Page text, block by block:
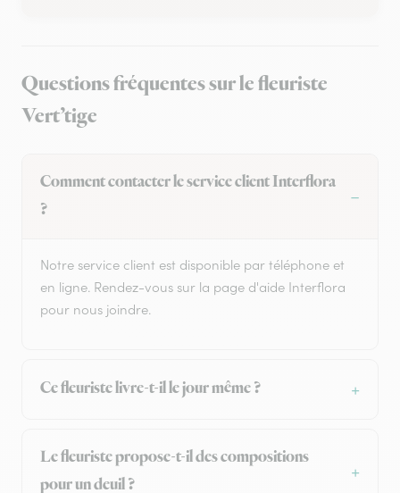
Questions fréquentes sur le fleuriste
Vert’tige
Comment contacter le service client Interflora
?
Notre service client est disponible par téléphone et
en ligne. Rendez-vous sur la page d'aide Interflora
pour nous joindre.
Ce fleuriste livre-t-il le jour même ?
Le fleuriste propose-t-il des compositions
pour un deuil ?